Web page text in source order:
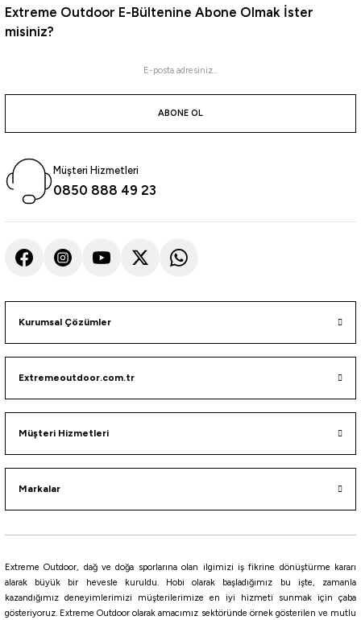
Extreme Outdoor E-Bültenine Abone Olmak İster
misiniz?
ABONE OL
Müşteri Hizmetleri
0850 888 49 23
Kurumsal Çözümler
Extremeoutdoor.com.tr
Müşteri Hizmetleri
Markalar
Extreme Outdoor, dağ ve doğa sporlarına olan ilgimizi iş fikrine dönüştürme kararı
alarak büyük bir hevesle kuruldu. Hobi olarak başladığımız bu işte, zamanla
kazandığımız deneyimlerimizi müşterilerimize en iyi hizmeti sunmak için çaba
gösteriyoruz. Extreme Outdoor olarak amacımız sektöründe örnek gösterilen ve mutlu